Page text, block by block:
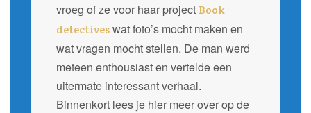
vroeg of ze voor haar project Book
detectiveswat foto’s mocht maken en
wat vragen mocht stellen. De man werd
meteen enthousiast en vertelde een
uitermate interessant verhaal.
Binnenkort lees je hier meer over op de